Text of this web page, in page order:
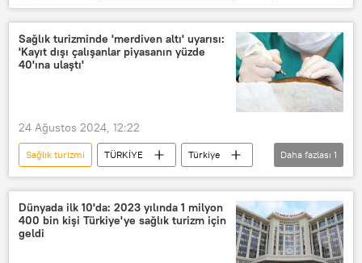
Serhat Ayan
YENİ ŞEYLER REHBERİ
Türkiye
Sağlık turizminde 'merdiven altı' uyarısı:
'Kayıt dışı çalışanlar piyasanın yüzde
40'ına ulaştı'
24 Ağustos 2024, 12:22
Sağlık turizmi TÜRKİYE
Türkiye
Türkiye Seyahat Acentaları Birliği (TÜRSAB)
Daha fazlası 1
Dünyada ilk 10'da: 2023 yılında 1 milyon
400 bin kişi Türkiye'ye sağlık turizm için
geldi